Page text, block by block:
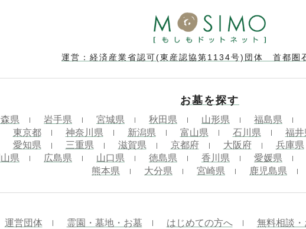
運営：経済産業省認可(東産認協第1134号)団体 首都圏
お墓を探す
県 岩手県 宮城県 秋田県 山形県 福島県
東京都 神奈川県 新潟県 富山県 石川県 福井
愛知県 三重県 滋賀県 京都府 大阪府 兵庫県
県 広島県 山口県 徳島県 香川県 愛媛県
熊本県
大分県 宮崎県 鹿児島県
運営団体 霊園・墓地・お墓 はじめての方へ 無料相談